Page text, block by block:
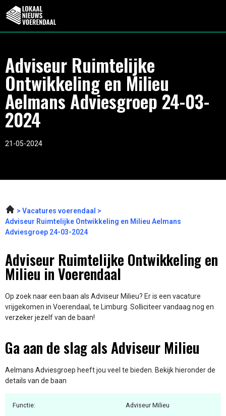
Adviseur Ruimtelijke
Ontwikkeling en Milieu
Aelmans Adviesgroep 24-03-
2024
21-05-2024
Vacatures voerendaal
Adviseur Ruimtelijke Ontwikkeling en Milieu Aelmans
Adviesgroep 24-03-2024
Adviseur Ruimtelijke Ontwikkeling en
Milieu in Voerendaal
Op zoek naar een baan als Adviseur Milieu? Er is een vacature
vrijgekomen in Voerendaal, te Limburg. Solliciteer vandaag nog en
verzeker jezelf van de baan!
Ga aan de slag als Adviseur Milieu
Aelmans Adviesgroep heeft jou veel te bieden. Bekijk hieronder de
details van de baan
Functie: Adviseur Milieu